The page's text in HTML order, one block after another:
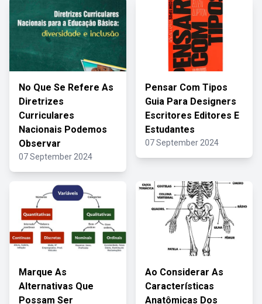
No Que Se Refere As
Diretrizes
Curriculares
Nacionais Podemos
Observar
07 September 2024
Pensar Com Tipos
Guia Para Designers
Escritores Editores E
Estudantes
07 September 2024
Marque As
Alternativas Que
Possam Ser
Ao Considerar As
Características
Anatômicas Dos